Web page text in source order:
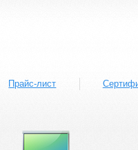
Прайс-лист